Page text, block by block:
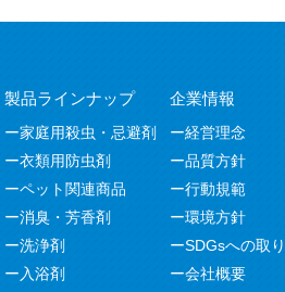
製品ラインナップ
家庭用殺虫・忌避剤
衣類用防虫剤
ペット関連商品
消臭・芳香剤
洗浄剤
入浴剤
企業情報
経営理念
品質方針
行動規範
環境方針
SDGsへの取
会社概要